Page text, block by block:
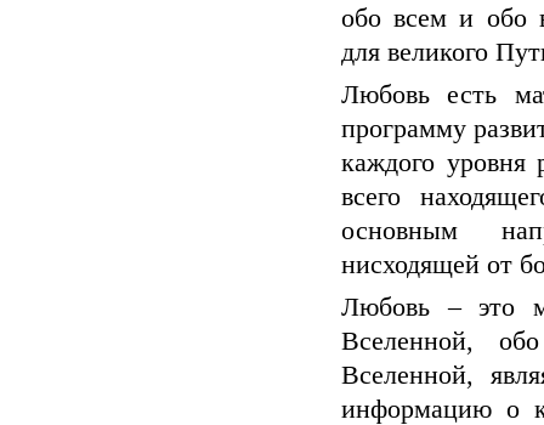
обо всем и обо
для великого
Любовь есть
программу
каждого уровня
всего
основным
нисходящей от
Любовь – это
Вселенной,
Вселенной,
информацию о